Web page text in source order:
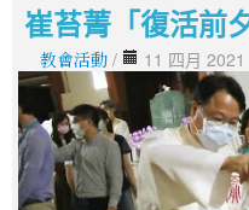
崔苔菁「復活前
教會活動 / 11 四月 2021